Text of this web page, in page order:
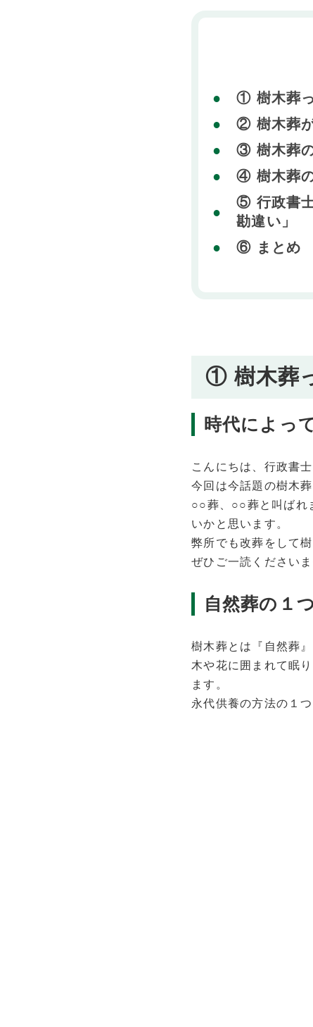
① 樹木葬
② 樹木葬
③ 樹木葬
④ 樹木葬
⑤ 行政書
勘違い」
⑥ まとめ
① 樹木葬
時代によっ
こんにちは、行政書士
今回は今話題の樹木
○○葬、○○葬と叫ばれ
いかと思います。
弊所でも改葬をして
ぜひご一読くださいま
自然葬の１つ
樹木葬とは『自然葬
木や花に囲まれて眠
ます。
永代供養の方法の１